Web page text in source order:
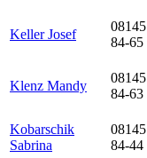
Keller Josef
08145
84-65
Klenz Mandy
08145
84-63
Kobarschik
Sabrina
08145
84-44